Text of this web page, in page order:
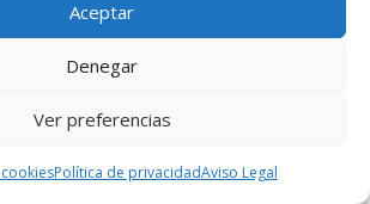
Aceptar
Denegar
Ver preferencias
Política de privacidadAviso Legal
Aviso Legal
Cerrajería Calatrava – 2025